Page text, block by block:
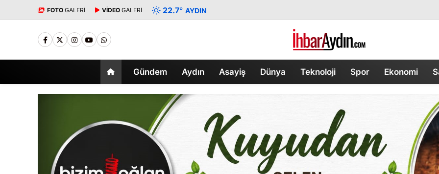
FOTO GALERİ VİDEO GALERİ 22.7° AYDIN
Gündem Aydın Asayiş Dünya Teknoloji Spor Ekonomi